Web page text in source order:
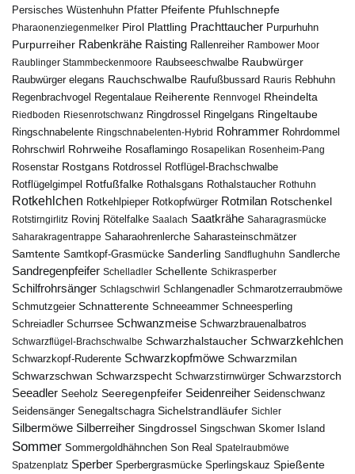
Persisches Wüstenhuhn Pfatter Pfeifente Pfuhlschnepfe
Pharaonenziegenmelker Pirol Plattling Prachttaucher Purpurhuhn
Purpurreiher Rabenkrähe Raisting Rallenreiher Rambower Moor
Raublinger Stammbeckenmoore Raubseeschwalbe Raubwürger
Raubwürger elegans Rauchschwalbe Raufußbussard Rauris Rebhuhn
Regenbrachvogel Regentalaue Reiherente Rennvogel Rheindelta
Riedboden Riesenrotschwanz Ringdrossel Ringelgans Ringeltaube
Ringschnabelente Ringschnabelenten-Hybrid Rohrammer Rohrdommel
Rohrschwirl Rohrweihe Rosaflamingo Rosapelikan Rosenheim-Pang
Rosenstar Rostgans Rotdrossel
Rotflügel-Brachschwalbe
Rotflügelgimpel Rotfußfalke Rothalsgans Rothalstaucher Rothuhn
Rotkehlchen Rotkehlpieper Rotkopfwürger Rotmilan Rotschenkel
Rotstirngirlitz Rovinj Rötelfalke Saalach Saatkrähe Saharagrasmücke
Saharakragentrappe Saharaohrenlerche Saharasteinschmätzer
Samtente Samtkopf-Grasmücke Sanderling Sandflughuhn Sandlerche
Sandregenpfeifer Schelladler Schellente Schikrasperber
Schilfrohrsänger Schlagschwirl Schlangenadler Schmarotzerraubmöwe
Schmutzgeier Schnatterente Schneeammer Schneesperling
Schreiadler Schurrsee Schwanzmeise Schwarzbrauenalbatros
Schwarzflügel-Brachschwalbe Schwarzhalstaucher Schwarzkehlchen
Schwarzkopf-Ruderente Schwarzkopfmöwe Schwarzmilan
Schwarzschwan Schwarzspecht Schwarzstirnwürger Schwarzstorch
Seeadler Seeholz Seeregenpfeifer Seidenreiher Seidenschwanz
Seidensänger Senegaltschagra Sichelstrandläufer Sichler
Silbermöwe Silberreiher Singdrossel Singschwan Skomer Island
Sommer Sommergoldhähnchen Son Real Spatelraubmöwe
Spatzenplatz Sperber Sperbergrasmücke Sperlingskauz Spießente